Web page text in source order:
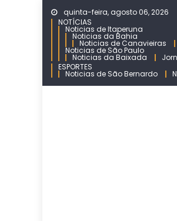
Skip
content
quinta-feira, agosto 06, 2026
NOTÍCIAS
Noticias de Itaperuna
Noticias da Bahia
Noticias de Canavieiras
Noticias de São Paulo
Noticias da Baixada
ESPORTES
Noticias de São Bernardo